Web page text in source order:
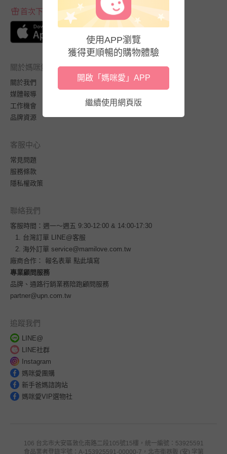
首次下載APP送$100折價券
關於媽咪愛
關於我們
媒體報導
工作機會
品牌資源
客服中心
常見問題
服務條款
隱私權政策
聯絡我們
客服時間：週一～週五 9:30-12:00 & 14:00-17:30
台灣訂單
LINE@客服
海外訂單 service@mamilove.com.tw
廠商合作： 報名表單 點此填寫
專業顧問服務
品牌、通路行銷業務陪跑顧問服務
partner@upn.com.tw
追蹤我們
LINE@
LINE社群
Instagram
媽咪愛團購
新手爸媽諮詢站
媽咪愛VIP選物社
106 台北市大安區敦化南路二段105號15樓，統一編號：53925591
食品業者登錄字號：A-153925591-00000-7，北市衛器販 (安) 字第
使用APP瀏覽
獲得更順暢的購物體驗
開啟「媽咪愛」APP
繼續使用網頁版